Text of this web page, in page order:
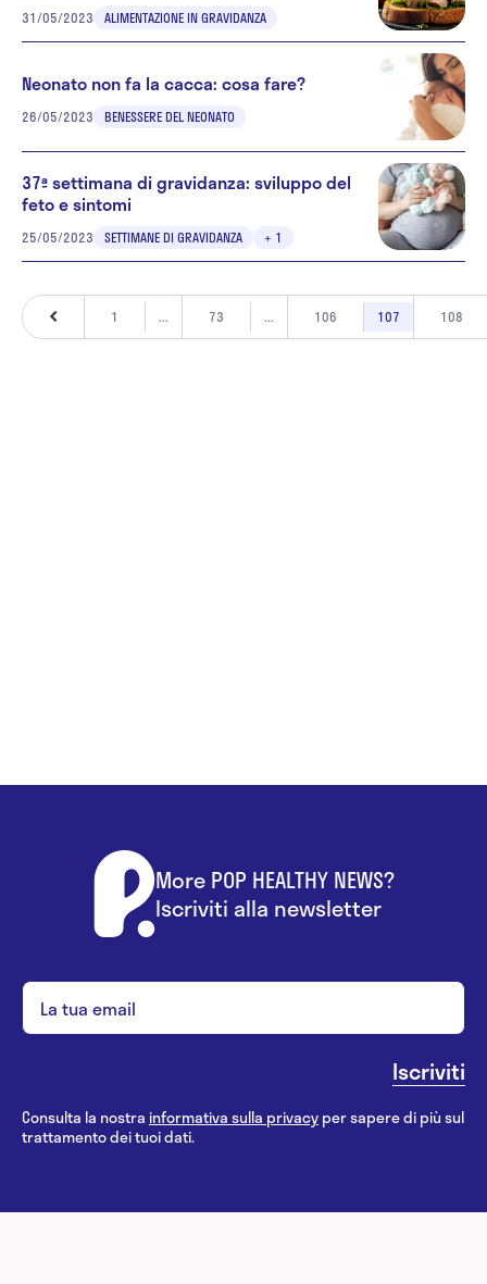
31/05/2023 ALIMENTAZIONE IN GRAVIDANZA
Neonato non fa la cacca: cosa fare?
26/05/2023 BENESSERE DEL NEONATO
37ª settimana di gravidanza: sviluppo del
feto e sintomi
25/05/2023 SETTIMANE DI GRAVIDANZA + 1
1 ... 73 ... 106 107 108
More POP HEALTHY NEWS?
Iscriviti alla newsletter
Consulta la nostra informativa sulla privacyper sapere di più sul
trattamento dei tuoi dati.